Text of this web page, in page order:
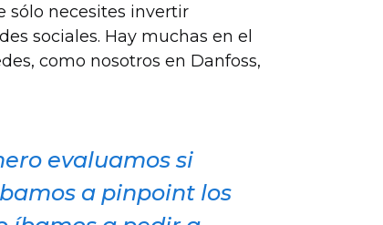
sólo necesites invertir
sociales. Hay muchas en el
como nosotros en Danfoss,
evaluamos si
a pinpoint los